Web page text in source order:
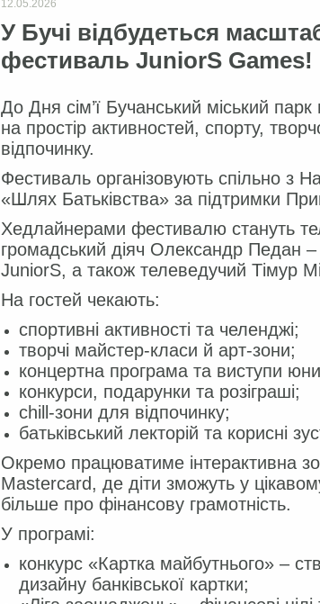
12.05.2026
У Бучі відбудеться
фестиваль JuniorS Games!
До Дня сім’ї Бучанський міський
на простір активностей, спорту,
відпочинку.
Фестиваль організовують спільно з
«Шлях Батьківства» за підтримки
Хедлайнерами фестивалю стануть
громадський діяч Олександр Педан –
JuniorS, а також телеведучий Тімур
На гостей чекають:
спортивні активності та челенджі;
творчі майстер-класи й арт-зони;
концертна програма та виступи
конкурси, подарунки та розіграші;
chill-зони для відпочинку;
батьківський лекторій та корисні
Окремо працюватиме інтерактивна
Mastercard, де діти зможуть у
більше про фінансову грамотність.
У програмі:
конкурс «Картка майбутнього» –
дизайну банківської картки;